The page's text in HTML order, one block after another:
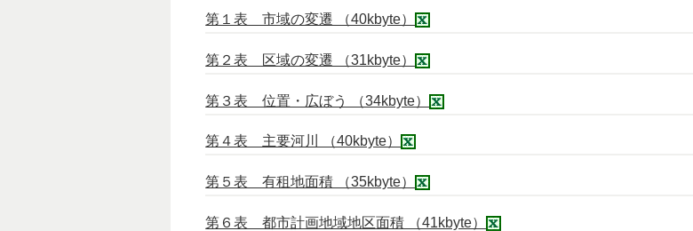
第１表 市域の変遷 （40kbyte）
第２表 区域の変遷 （31kbyte）
第３表 位置・広ぼう （34kbyte）
第４表 主要河川 （40kbyte）
第５表 有租地面積 （35kbyte）
第６表 都市計画地域地区面積 （41kbyte）